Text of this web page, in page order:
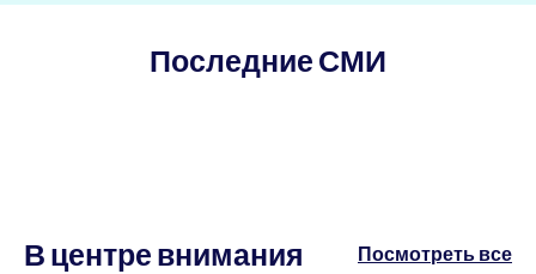
Последние СМИ
В центре внимания Посмотреть все